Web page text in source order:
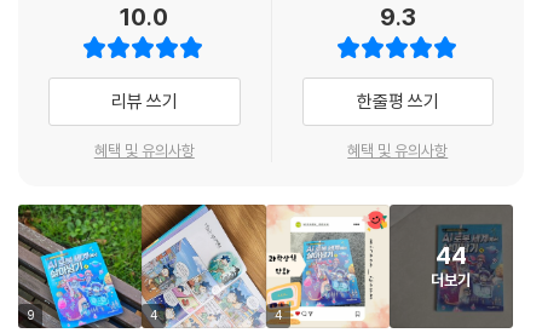
인식 비서 시스템’과 ‘스마트 스피커’는 일상에서 널리 사용되고 있습니다.
고도의 창작 활동까지 가능한 인공 지능도 있습니다. 이러한 인공 지능은
사람을 대신하여 그림을 그리고, 작곡을 하며, 때로는 입력된 텍스트를 기
반으로 디자인을 완성해 내기도 하지요. 또 사람이 쓴 대본으로 단시간 내
에 인공 지능이 영화를 만들어 내기도 한답니다.
지금 이 순간에도 인공 지능은 눈부신 발전을 거듭하고 있습니다. 과연 인
공 지능이 어디까지 발전하게 될지 우리도 예측하기 어려운 상태이지요.
이는 인공 지능이 인류에게 끼칠 영향을 우려하는 사람들이 있는 이유이기
도 합니다.
10.0
리뷰 쓰기
혜택 및 유의사항
9.3
한줄평 쓰기
혜택 및 유의사항
9 4 4
44
더보기